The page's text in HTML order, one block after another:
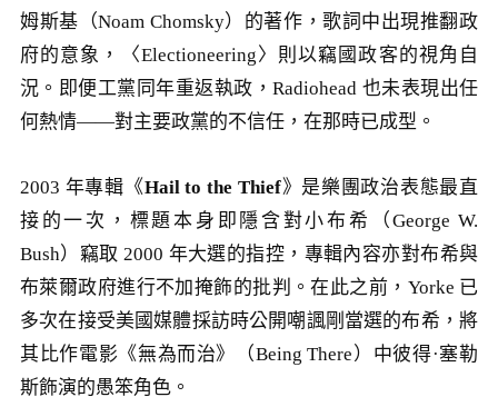
姆斯基（Noam Chomsky）的著作，歌詞中出現推翻政
府的意象，〈Electioneering〉則以竊國政客的視角自
況。即便工黨同年重返執政，Radiohead 也未表現出任
何熱情——對主要政黨的不信任，在那時已成型。
2003 年專輯《Hail to the Thief》是樂團政治表態最直
接的一次，標題本身即隱含對小布希（George W.
Bush）竊取 2000 年大選的指控，專輯內容亦對布希與
布萊爾政府進行不加掩飾的批判。在此之前，Yorke 已
多次在接受美國媒體採訪時公開嘲諷剛當選的布希，將
其比作電影《無為而治》（Being There）中彼得·塞勒
斯飾演的愚笨角色。